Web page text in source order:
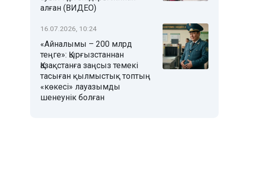
алған (ВИДЕО)
16.07.2026, 10:24
«Айналымы – 200 млрд
теңге»: Қырғызстаннан
Қазақстанға заңсыз темекі
тасыған қылмыстық топтың
«көкесі» лауазымды
шенеунік болған